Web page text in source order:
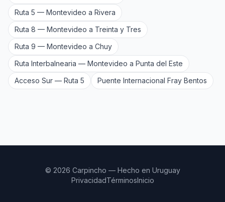
Ruta 5 — Montevideo a Rivera
Ruta 8 — Montevideo a Treinta y Tres
Ruta 9 — Montevideo a Chuy
Ruta Interbalnearia — Montevideo a Punta del Este
Acceso Sur — Ruta 5
Puente Internacional Fray Bentos
© 2026 Carpincho — Hecho en Uruguay
PrivacidadTérminosInicio